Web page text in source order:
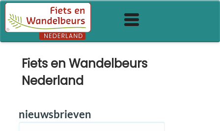
Fiets en Wandelbeurs
Nederland
nieuwsbrieven